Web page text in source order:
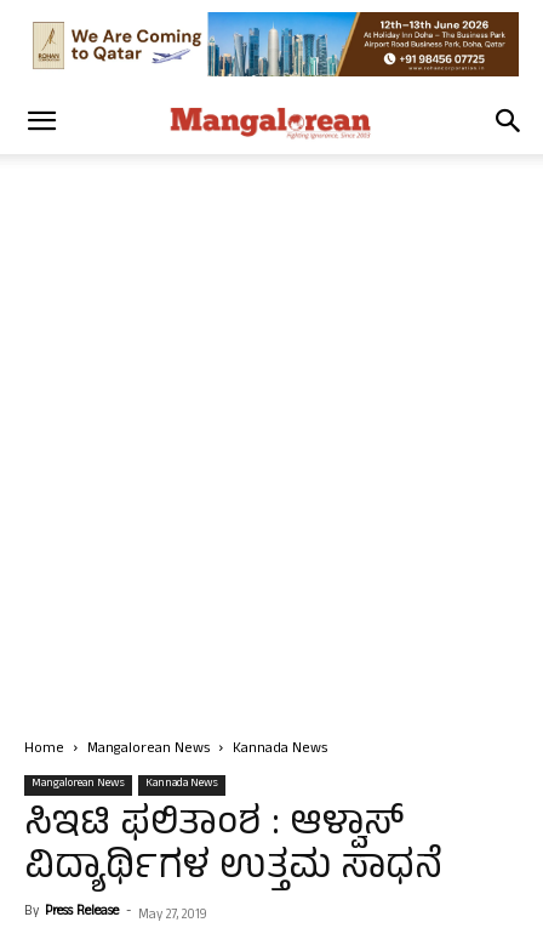
Home Mangalorean News Kannada News
Mangalorean News Kannada News
ಸಿಇಟಿ ಫಲಿತಾಂಶ : ಆಳ್ವಾಸ್
ವಿದ್ಯಾರ್ಥಿಗಳ ಉತ್ತಮ ಸಾಧನೆ
By Press Release - May 27, 2019